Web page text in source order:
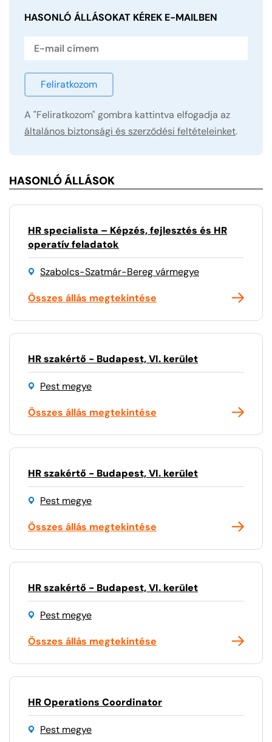
HASONLÓ ÁLLÁSOKAT KÉREK E-MAILBEN
Feliratkozom
A "Feliratkozom" gombra kattintva elfogadja az
általános biztonsági és szerződési feltételeinket.
HASONLÓ ÁLLÁSOK
HR specialista – Képzés, fejlesztés és HR
operatív feladatok
Szabolcs-Szatmár-Bereg vármegye
Összes állás megtekintése
HR szakértő - Budapest, VI. kerület
Pest megye
Összes állás megtekintése
HR szakértő - Budapest, VI. kerület
Pest megye
Összes állás megtekintése
HR szakértő - Budapest, VI. kerület
Pest megye
Összes állás megtekintése
HR Operations Coordinator
Pest megye